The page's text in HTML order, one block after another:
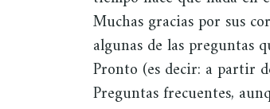
Muchas gracias por sus
algunas de las preguntas
Pronto (es decir: a partir
Preguntas frecuentes,